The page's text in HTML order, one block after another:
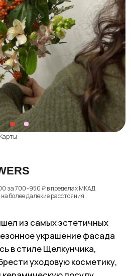
самых эстетичных
украшение фасада
Щелкунчика,
уходовую косметику,
посуду.
не найдете, зато
далекие расстояния